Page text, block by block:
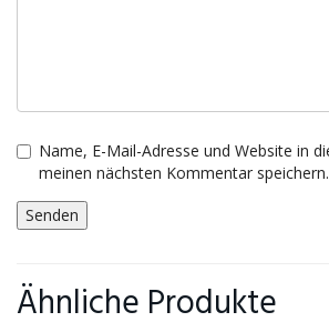
Name, E-Mail-Adresse und Website in
meinen nächsten Kommentar speichern.
Ähnliche Produkte